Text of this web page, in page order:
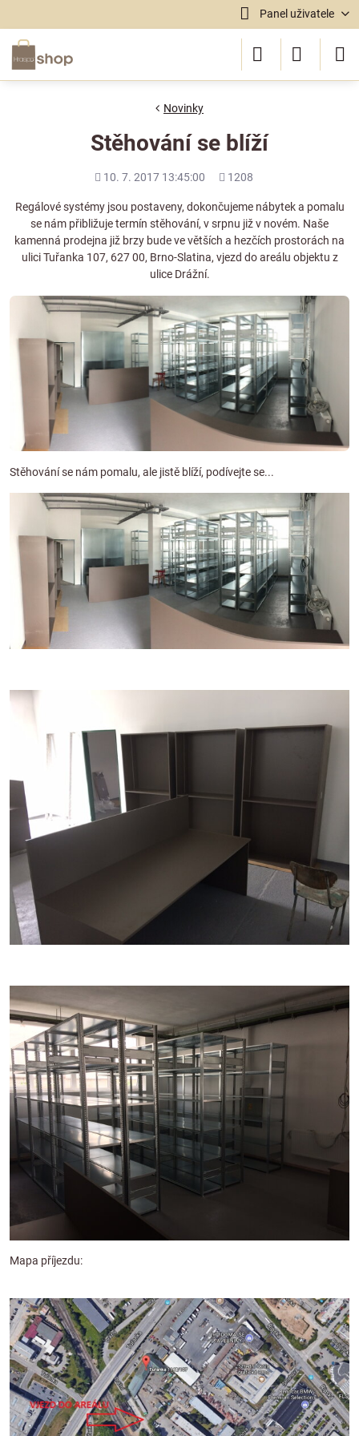
Panel uživatele
Novinky
Stěhování se blíží
Přidáno
10. 7. 2017 13:45:00
Počet
1208
Regálové systémy jsou postaveny, dokončujeme nábytek a pomalu
se nám přibližuje termín stěhování, v srpnu již v novém. Naše
kamenná prodejna již brzy bude ve větších a hezčích prostorách na
ulici Tuřanka 107, 627 00, Brno-Slatina, vjezd do areálu objektu z
ulice Drážní.
Stěhování se nám pomalu, ale jistě blíží, podívejte se...
Mapa příjezdu: